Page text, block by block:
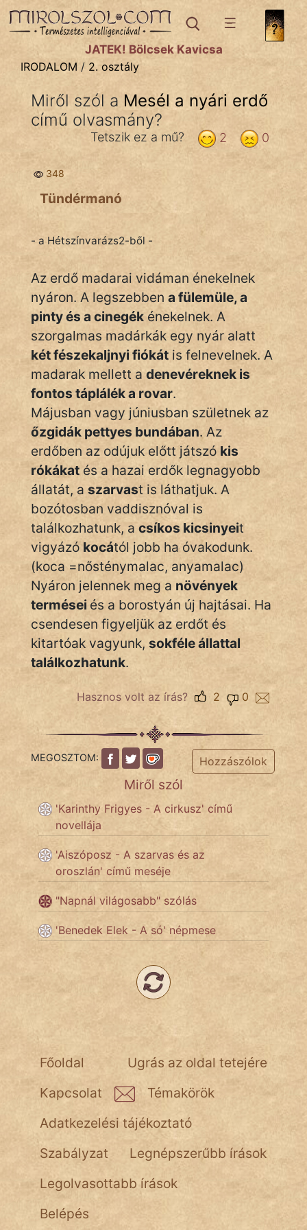
IRODALOMtémák:
Dráma
Költemény
Komédia
Kötelező
Mitológia
Monda
Novella
És
Elbeszélés
Regény
Tanmese
Vers
IRODALOM
SZÓLÁS
És
KÖZMONDÁS
PSZICHO
TÖRTÉNELEM
cinege
fantom
Jób Gedeon
vörös ördög
nagyöreg
NapHold
Név nélkül
pszichopati
szegény legény
JÁTÉK! Bölcsek Kavicsa
IRODALOM / 2. osztály
Miről szól a Mesél a nyári erdő
című olvasmány?
0
2
Tetszik ez a mű?
348
Tündérmanó
- a Hétszínvarázs2-ből -
Az erdő madarai vidáman énekelnek
nyáron. A legszebben a fülemüle, a
pinty és a cinegék énekelnek. A
szorgalmas madárkák egy nyár alatt
két fészekaljnyi fiókát is felnevelnek. A
madarak mellett a denevéreknek is
fontos táplálék a rovar.
Májusban vagy júniusban születnek az
őzgidák pettyes bundában. Az
erdőben az odújuk előtt játszó kis
rókákat és a hazai erdők legnagyobb
állatát, a szarvast is láthatjuk. A
bozótosban vaddisznóval is
találkozhatunk, a csíkos kicsinyeit
vigyázó kocától jobb ha óvakodunk.
(koca =nősténymalac, anyamalac)
Nyáron jelennek meg a növények
termései és a borostyán új hajtásai. Ha
csendesen figyeljük az erdőt és
kitartóak vagyunk, sokféle állattal
találkozhatunk.
Hasznos volt az írás? 0
2
MEGOSZTOM: Hozzászólok
Miről szól
'Karinthy Frigyes - A cirkusz' című
novellája
'Aiszóposz - A szarvas és az
oroszlán' című meséje
"Napnál világosabb" szólás
'Benedek Elek - A só' népmese
Ugrás az oldal tetejére
Főoldal
Kapcsolat
Témakörök
Adatkezelési tájékoztató
Szabályzat
Legnépszerűbb írások
Legolvasottabb írások
Belépés